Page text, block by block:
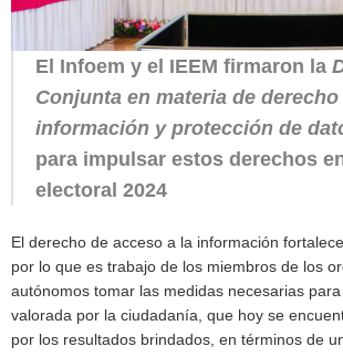
El Infoem y el IEEM firmaron la
Conjunta en materia de
información y protección de
para impulsar estos derechos
electoral 2024
El derecho de acceso a la información
por lo que es trabajo de los miembros de los
autónomos tomar las medidas necesarias
valorada por la ciudadanía, que hoy se
por los resultados brindados, en términos de